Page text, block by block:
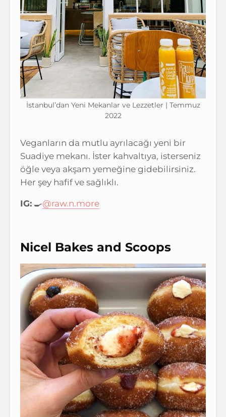
İstanbul’dan Yeni Mekanlar ve Lezzetler | Temmuz
2022
Veganların da mutlu ayrılacağı yeni bir
Suadiye mekanı. İster kahvaltıya, isterseniz
öğle veya akşam yemeğine gidebilirsiniz.
Her şey hafif ve sağlıklı.
IG: 🍳@raw.n.more
Nicel Bakes and Scoops